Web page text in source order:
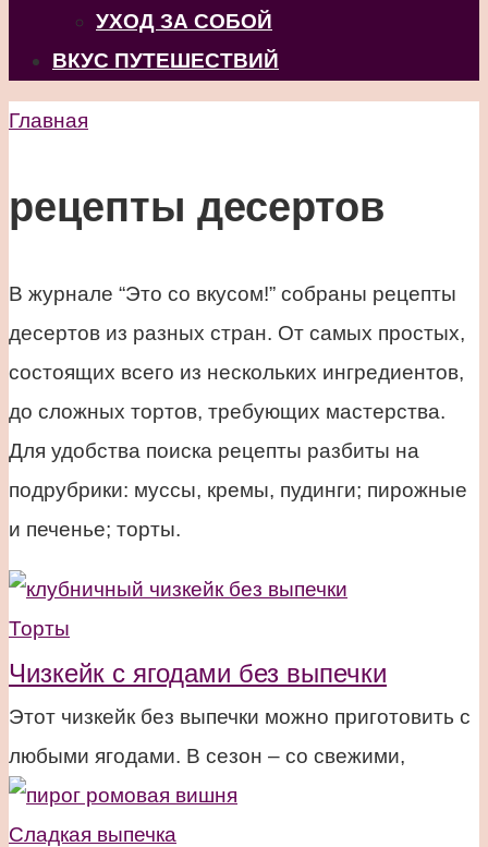
УХОД ЗА СОБОЙ
ВКУС ПУТЕШЕСТВИЙ
Главная
рецепты десертов
В журнале “Это со вкусом!” собраны рецепты
десертов из разных стран. От самых простых,
состоящих всего из нескольких ингредиентов,
до сложных тортов, требующих мастерства.
Для удобства поиска рецепты разбиты на
подрубрики: муссы, кремы, пудинги; пирожные
и печенье; торты.
Торты
Чизкейк с ягодами без выпечки
Этот чизкейк без выпечки можно приготовить с
любыми ягодами. В сезон – со свежими,
Сладкая выпечка